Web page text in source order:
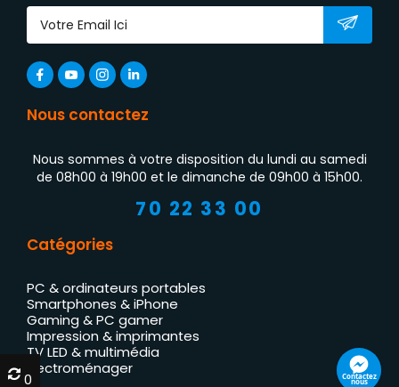
Nous contactez
Nous sommes à votre disposition du lundi au samedi
de 08h00 à 19h00 et le dimanche de 09h00 à 15h00.
70 22 33 00
Catégories
PC & ordinateurs portables
Smartphones & iPhone
Gaming & PC gamer
Impression & imprimantes
TV LED & multimédia
Électroménager
Contactez
nous
0
0